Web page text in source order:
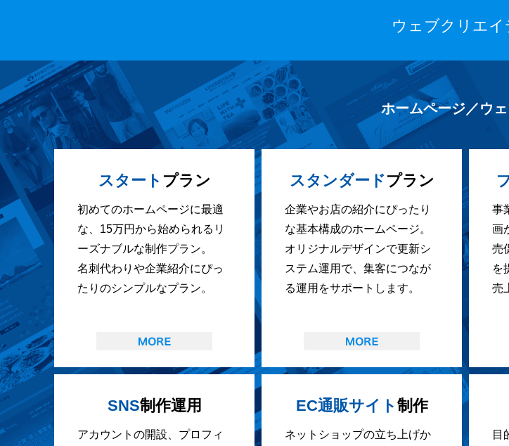
ウェブクリエ
ホームページ／ウ
スタート プラン
初めてのホームページに最適
な、15万円から始められるリ
ーズナブルな制作プラン。
名刺代わりや企業紹介にぴっ
たりのシンプルなプラン。
スタンダードプラン
企業やお店の紹介にぴったり
な基本構成のホームページ。
オリジナルデザインで更新シ
ステム運用で、集客につなが
る運用をサポートします。
事
画
売
を
売
SNS制作運用
アカウントの開設、プロフィ
EC通販サイト 制作
ネットショップの立ち上げか 目